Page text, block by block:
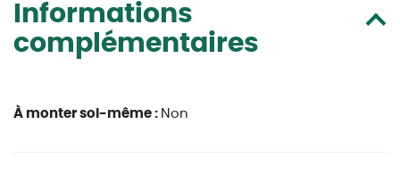
Informations
complémentaires
À monter soi-même : Non